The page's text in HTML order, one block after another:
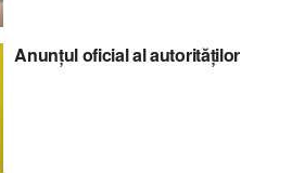
Anunțul oficial al autorităților